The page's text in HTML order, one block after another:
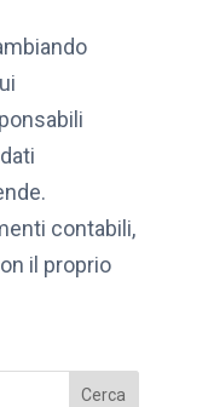
contabili,
il proprio
Cerca